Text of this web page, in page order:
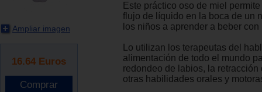
Ampliar imagen
16.64 Euros
Este práctico oso de miel
flujo de líquido en la boca de un
los niños a aprender a beber con
Lo utilizan los terapeutas del
alimentación de todo el mundo
redondeo de labios, la retracción
otras habilidades orales y